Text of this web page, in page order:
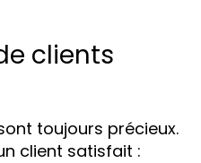
clients
toujours précieux.
client satisfait :